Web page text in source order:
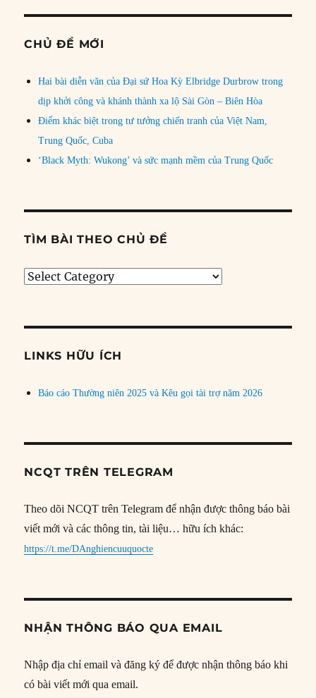
CHỦ ĐỀ MỚI
Hai bài diễn văn của Đại sứ Hoa Kỳ Elbridge Durbrow trong
dịp khởi công và khánh thành xa lộ Sài Gòn – Biên Hòa
Điểm khác biệt trong tư tưởng chiến tranh của Việt Nam,
Trung Quốc, Cuba
‘Black Myth: Wukong’ và sức mạnh mềm của Trung Quốc
TÌM BÀI THEO CHỦ ĐỀ
Tìm
đề
LINKS HỮU ÍCH
Báo cáo Thường niên 2025 và Kêu gọi tài trợ năm 2026
NCQT TRÊN TELEGRAM
Theo dõi NCQT trên Telegram để nhận được thông báo bài
viết mới và các thông tin, tài liệu… hữu ích khác:
https://t.me/DAnghiencuuquocte
NHẬN THÔNG BÁO QUA EMAIL
Nhập địa chỉ email và đăng ký để được nhận thông báo khi
có bài viết mới qua email.